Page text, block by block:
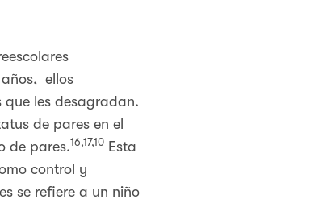
ellos
les desagradan.
de pares en el
de pares.16,17,10 Esta
control y
se refiere a un niño